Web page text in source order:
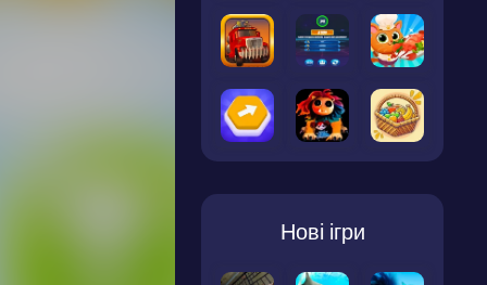
Нові ігри